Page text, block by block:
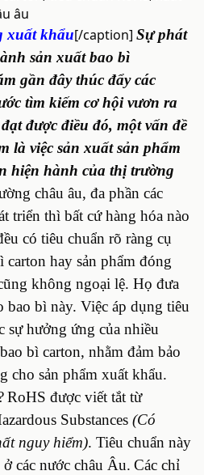
xuất khẩu[/caption] Sự phát
sản xuất bao bì
gần đây thúc đẩy các
tìm kiếm cơ hội vươn ra
được điều đó, một vấn đề
là việc sản xuất sản phẩm
hiện hành của thị trường
châu âu, đa phần các
triển thì bất cứ hàng hóa nào
có tiêu chuẩn rõ ràng cụ
carton hay sản phẩm đóng
không ngoại lệ. Họ đưa
bao bì này. Việc áp dụng tiêu
sự hưởng ứng của nhiều
bì carton, nhằm đảm bảo
cho sản phẩm xuất khẩu.
RoHS được viết tắt từ
Substances (Có
nguy hiểm). Tiêu chuẩn này
các nước châu Âu. Các chỉ